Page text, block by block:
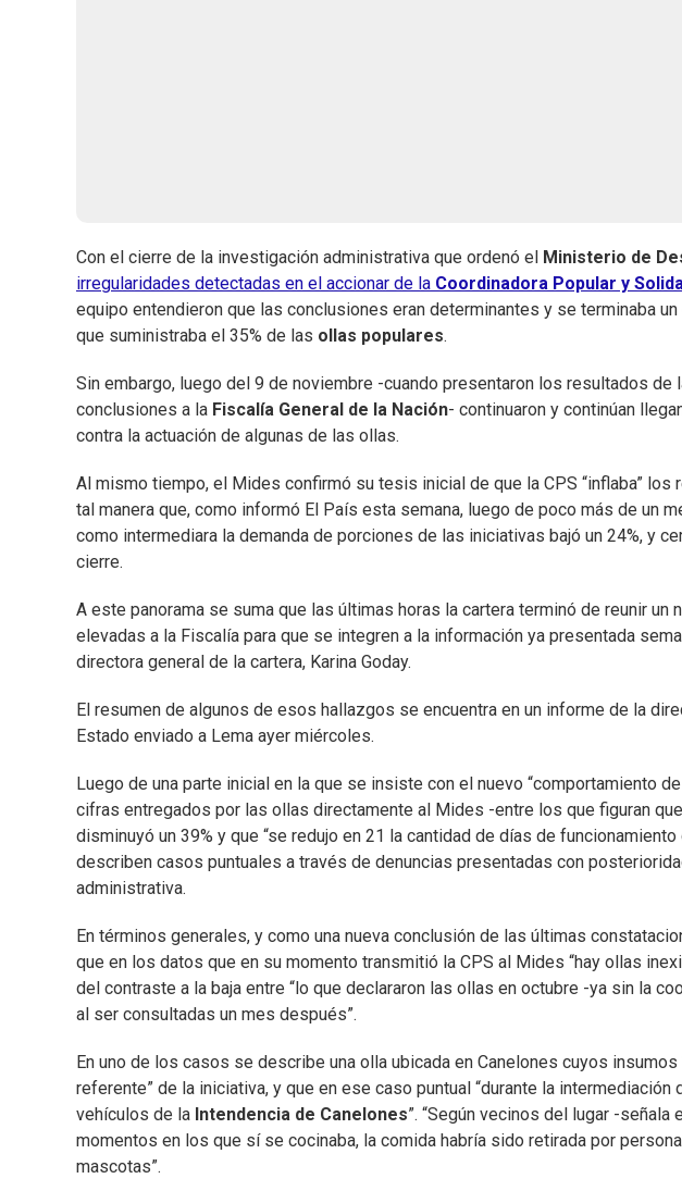
Con el cierre de la investigación administrativa que ordenó el Ministerio de
irregularidades detectadas en el accionar de la Coordinadora Popular y
equipo entendieron que las conclusiones eran determinantes y se terminaba
que suministraba el 35% de las ollas populares.
Sin embargo, luego del 9 de noviembre -cuando presentaron los resultados de
conclusiones a la Fiscalía General de la Nación- continuaron y continúan
contra la actuación de algunas de las ollas.
Al mismo tiempo, el Mides confirmó su tesis inicial de que la CPS “inflaba”
tal manera que, como informó El País esta semana, luego de poco más de un
como intermediara la demanda de porciones de las iniciativas bajó un 24%, y
cierre.
A este panorama se suma que las últimas horas la cartera terminó de reunir un
elevadas a la Fiscalía para que se integren a la información ya presentada
directora general de la cartera, Karina Goday.
El resumen de algunos de esos hallazgos se encuentra en un informe de la
Estado enviado a Lema ayer miércoles.
Luego de una parte inicial en la que se insiste con el nuevo “comportamiento
cifras entregados por las ollas directamente al Mides -entre los que figuran
disminuyó un 39% y que “se redujo en 21 la cantidad de días de
describen casos puntuales a través de denuncias presentadas con
administrativa.
En términos generales, y como una nueva conclusión de las últimas
que en los datos que en su momento transmitió la CPS al Mides “hay ollas
del contraste a la baja entre “lo que declararon las ollas en octubre -ya sin la
al ser consultadas un mes después”.
En uno de los casos se describe una olla ubicada en Canelones cuyos insumos
referente” de la iniciativa, y que en ese caso puntual “durante la
vehículos de la Intendencia de Canelones”. “Según vecinos del lugar -
momentos en los que sí se cocinaba, la comida habría sido retirada por
mascotas”.